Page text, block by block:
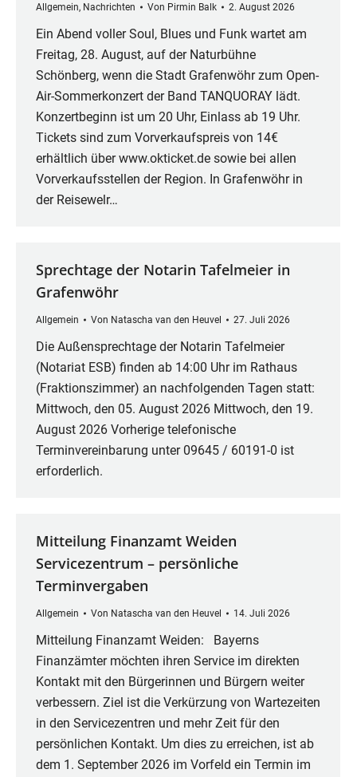
Allgemein, Nachrichten Von Pirmin Balk 2. August 2026
Ein Abend voller Soul, Blues und Funk wartet am
Freitag, 28. August, auf der Naturbühne
Schönberg, wenn die Stadt Grafenwöhr zum Open-
Air-Sommerkonzert der Band TANQUORAY lädt.
Konzertbeginn ist um 20 Uhr, Einlass ab 19 Uhr.
Tickets sind zum Vorverkaufspreis von 14€
erhältlich über www.okticket.de sowie bei allen
Vorverkaufsstellen der Region. In Grafenwöhr in
der Reisewelr…
Sprechtage der Notarin Tafelmeier in
Grafenwöhr
Allgemein Von Natascha van den Heuvel 27. Juli 2026
Die Außensprechtage der Notarin Tafelmeier
(Notariat ESB) finden ab 14:00 Uhr im Rathaus
(Fraktionszimmer) an nachfolgenden Tagen statt:
Mittwoch, den 05. August 2026 Mittwoch, den 19.
August 2026 Vorherige telefonische
Terminvereinbarung unter 09645 / 60191-0 ist
erforderlich.
Mitteilung Finanzamt Weiden
Servicezentrum – persönliche
Terminvergaben
Allgemein Von Natascha van den Heuvel 14. Juli 2026
Mitteilung Finanzamt Weiden: Bayerns
Finanzämter möchten ihren Service im direkten
Kontakt mit den Bürgerinnen und Bürgern weiter
verbessern. Ziel ist die Verkürzung von Wartezeiten
in den Servicezentren und mehr Zeit für den
persönlichen Kontakt. Um dies zu erreichen, ist ab
dem 1. September 2026 im Vorfeld ein Termin im